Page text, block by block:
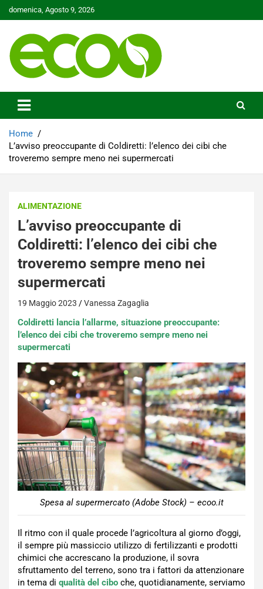
Skip
to
domenica, Agosto 9, 2026
Ecoo.it
Home
L’avviso preoccupante di Coldiretti: l’elenco dei cibi che
troveremo sempre meno nei supermercati
ALIMENTAZIONE
L’avviso preoccupante di
Coldiretti: l’elenco dei cibi che
troveremo sempre meno nei
supermercati
19 Maggio 2023 Vanessa Zagaglia
Coldiretti lancia l’allarme, situazione preoccupante:
l’elenco dei cibi che troveremo sempre meno nei
supermercati
Spesa al supermercato (Adobe Stock) – ecoo.it
Il ritmo con il quale procede l’agricoltura al giorno d’oggi,
il sempre più massiccio utilizzo di fertilizzanti e prodotti
chimici che accrescano la produzione, il sovra
sfruttamento del terreno, sono tra i fattori da attenzionare
in tema di qualità del cibo che, quotidianamente, serviamo